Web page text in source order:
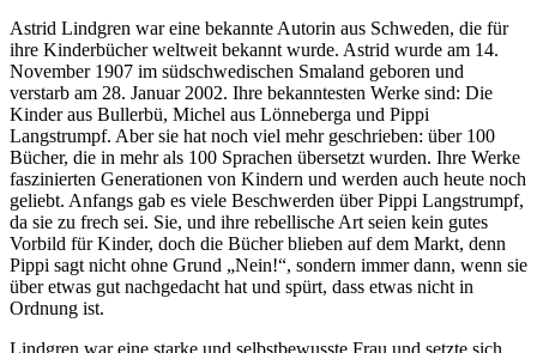
Astrid Lindgren war eine bekannte Autorin aus Schweden, die für
ihre Kinderbücher weltweit bekannt wurde. Astrid wurde am 14.
November 1907 im südschwedischen Smaland geboren und
verstarb am 28. Januar 2002. Ihre bekanntesten Werke sind: Die
Kinder aus Bullerbü, Michel aus Lönneberga und Pippi
Langstrumpf. Aber sie hat noch viel mehr geschrieben: über 100
Bücher, die in mehr als 100 Sprachen übersetzt wurden. Ihre Werke
faszinierten Generationen von Kindern und werden auch heute noch
geliebt. Anfangs gab es viele Beschwerden über Pippi Langstrumpf,
da sie zu frech sei. Sie, und ihre rebellische Art seien kein gutes
Vorbild für Kinder, doch die Bücher blieben auf dem Markt, denn
Pippi sagt nicht ohne Grund „Nein!“, sondern immer dann, wenn sie
über etwas gut nachgedacht hat und spürt, dass etwas nicht in
Ordnung ist.